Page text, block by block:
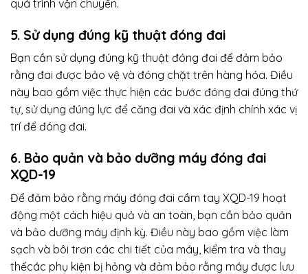
quá trình vận chuyển.
5. Sử dụng đúng kỹ thuật đóng đai
Bạn cần sử dụng đúng kỹ thuật đóng đai để đảm bảo
rằng đai được bảo vệ và đóng chặt trên hàng hóa. Điều
này bao gồm việc thực hiện các bước đóng đai đúng thứ
tự, sử dụng đúng lực để căng đai và xác định chính xác vị
trí để đóng đai.
6. Bảo quản và bảo dưỡng máy đóng đai
XQD-19
Để đảm bảo rằng máy đóng đai cầm tay XQD-19 hoạt
động một cách hiệu quả và an toàn, bạn cần bảo quản
và bảo dưỡng máy định kỳ. Điều này bao gồm việc làm
sạch và bôi trơn các chi tiết của máy, kiểm tra và thay
thếcác phụ kiện bị hỏng và đảm bảo rằng máy được lưu